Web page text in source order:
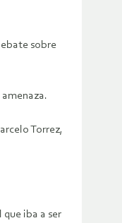
sobre
Torrez,
iba a ser